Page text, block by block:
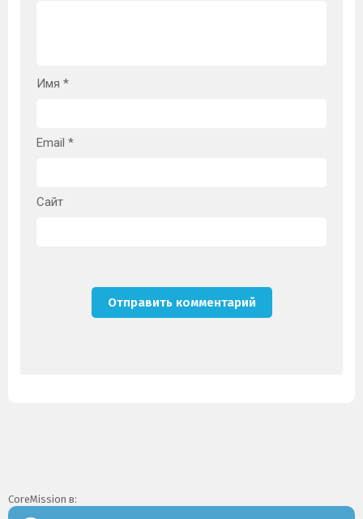
Имя *
Email *
Сайт
CoreMission в: